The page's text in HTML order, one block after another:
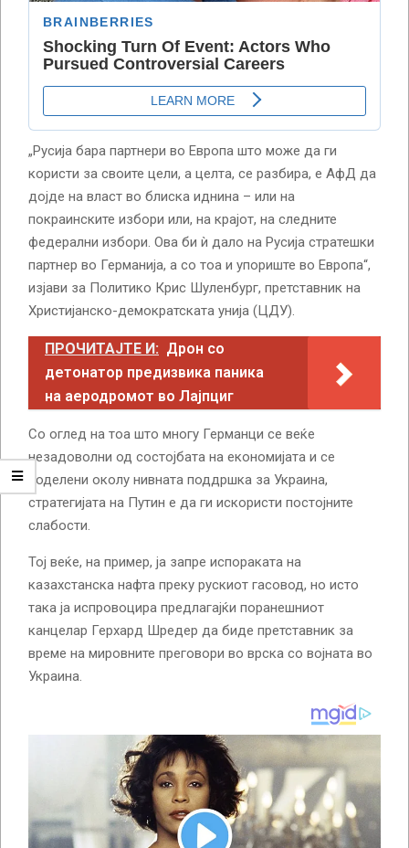
„Русија бара партнери во Европа што може да ги
користи за своите цели, а целта, се разбира, е АфД да
дојде на власт во блиска иднина – или на
покраинските избори или, на крајот, на следните
федерални избори. Ова би ѝ дало на Русија стратешки
партнер во Германија, а со тоа и упориште во Европа“,
изјави за Политико Крис Шуленбург, претставник на
Христијанско-демократската унија (ЦДУ).
ПРОЧИТАЈТЕ И: Дрон со
детонатор предизвика паника
на аеродромот во Лајпциг
Со оглед на тоа што многу Германци се веќе
незадоволни од состојбата на економијата и се
поделени околу нивната поддршка за Украина,
стратегијата на Путин е да ги искористи постојните
слабости.
Тој веќе, на пример, ја запре испораката на
казахстанска нафта преку рускиот гасовод, но исто
така ја испровоцира предлагајќи поранешниот
канцелар Герхард Шредер да биде претставник за
време на мировните преговори во врска со војната во
Украина.